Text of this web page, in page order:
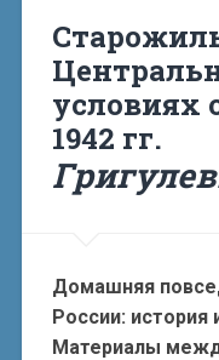
условиях
1942 гг.
Домашняя
России: история
Материалы